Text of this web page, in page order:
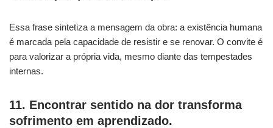
Essa frase sintetiza a mensagem da obra: a existência humana
é marcada pela capacidade de resistir e se renovar. O convite é
para valorizar a própria vida, mesmo diante das tempestades
internas.
11. Encontrar sentido na dor transforma
sofrimento em aprendizado.